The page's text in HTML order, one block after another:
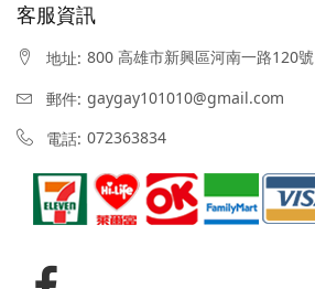
客服資訊
地址: 800 高雄市新興區河南一路120號
郵件: gaygay101010@gmail.com
電話: 072363834